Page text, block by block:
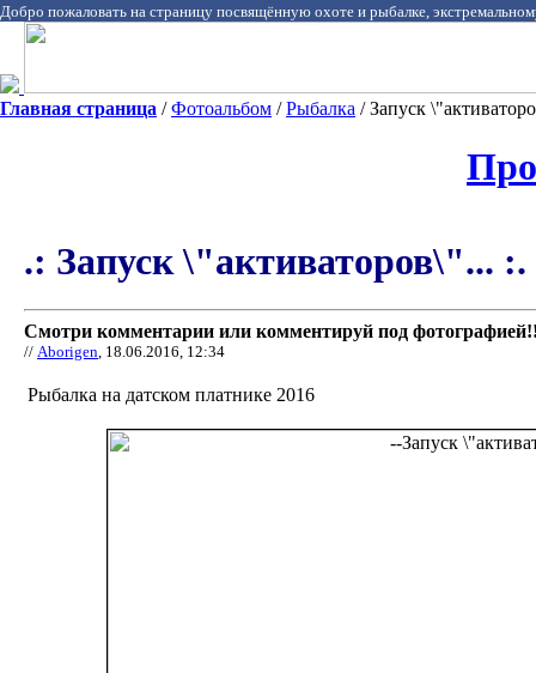
Добро пожаловать на страницу посвящённую охоте и рыбалке,
Главная страница /Фотоальбом /Рыбалка / Запуск
.: Запуск \"активаторов\"... :.
Смотри комментарии или комментируй под
// Aborigen, 18.06.2016, 12:34
Рыбалка на датском платнике 2016